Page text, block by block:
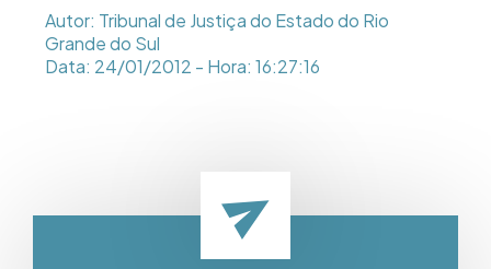
Autor: Tribunal de Justiça do Estado do Rio
Grande do Sul
Data: 24/01/2012 - Hora: 16:27:16